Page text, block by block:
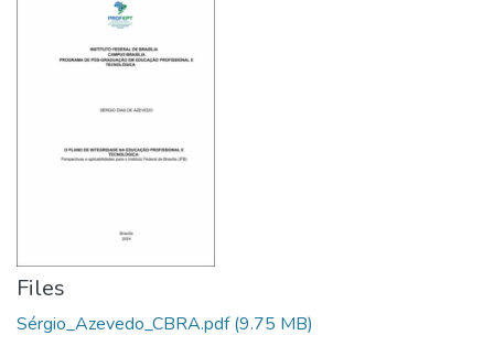
Files
Sérgio_Azevedo_CBRA.pdf(9.75 MB)